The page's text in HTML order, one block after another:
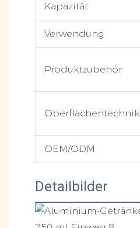
Kapazität
Verwendung
Produktzubehör
Oberflächentechnik
OEM/ODM
Detailbilder